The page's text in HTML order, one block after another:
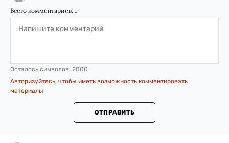
Всего комментариев: 1
Осталось символов: 2000
Авторизуйтесь, чтобы иметь возможность комментировать
материалы
ОТПРАВИТЬ